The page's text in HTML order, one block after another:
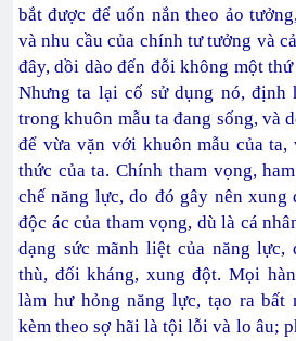
bắt được để uốn nắn theo ảo
và nhu cầu của chính tư tưởng và
đây, dồi dào đến đỗi không một
Nhưng ta lại cố sử dụng nó, định
trong khuôn mẫu ta đang sống, và
để vừa vặn với khuôn mẫu của
thức của ta. Chính tham vọng,
chế năng lực, do đó gây nên
độc ác của tham vọng, dù là cá
dạng sức mãnh liệt của năng lực,
thù, đối kháng, xung đột. Mọi
làm hư hỏng năng lực, tạo ra bất
kèm theo sợ hãi là tội lỗi và lo âu;